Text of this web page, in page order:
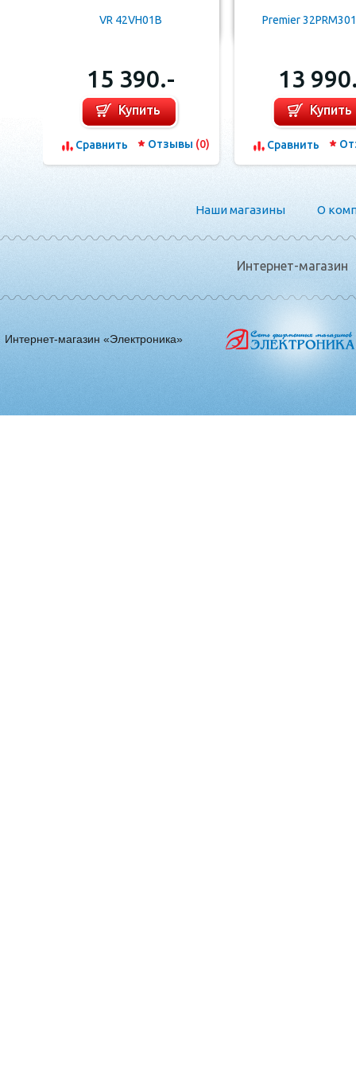
VR 42VH01B
15 390.-
Купить
Сравнить Отзывы (0)
Premier
13
Купить
Сравнить
Наши магазины О
Интернет-магазин
Интернет-магазин «Электроника»